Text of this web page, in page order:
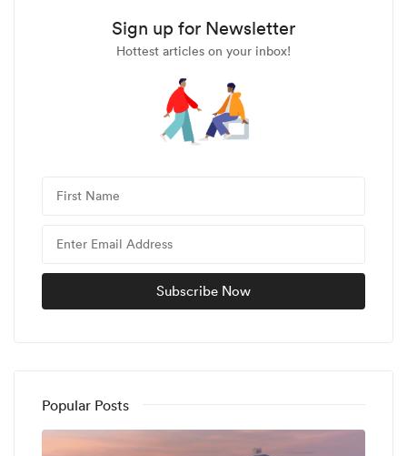
Sign up for Newsletter
Hottest articles on your inbox!
Popular Posts